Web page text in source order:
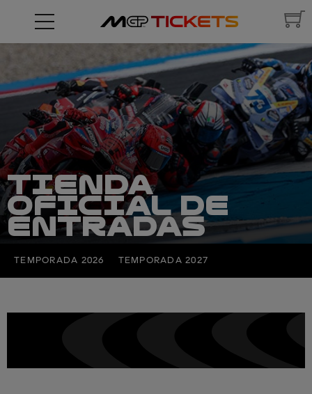
TIENDA
OFICIAL DE
ENTRADAS
TEMPORADA 2026 TEMPORADA 2027